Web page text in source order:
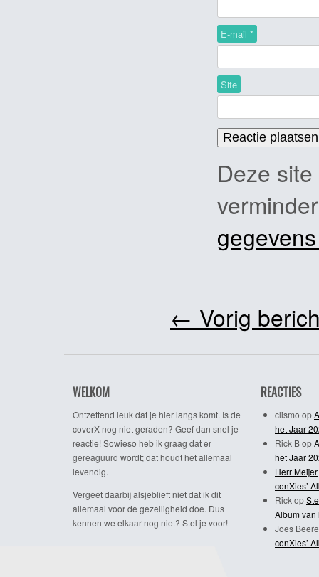
E-mail *
Site
Deze
← Vorig
WELKOM
Ontzettend leuk dat je hier langs komt. Is de
coverX nog niet geraden? Geef dan snel je
reactie! Sowieso heb ik graag dat er
gereaguurd wordt; dat houdt het allemaal
levendig.
Vergeet daarbij alsjeblieft niet dat ik dit
allemaal voor de gezelligheid doe. Dus
kennen we elkaar nog niet? Stel je voor!
REACTIES
clismo op
het Jaar
Rick Bop
het Jaar
Herr Meijer
conXies’
Rickop
Album van
Joes
conXies’